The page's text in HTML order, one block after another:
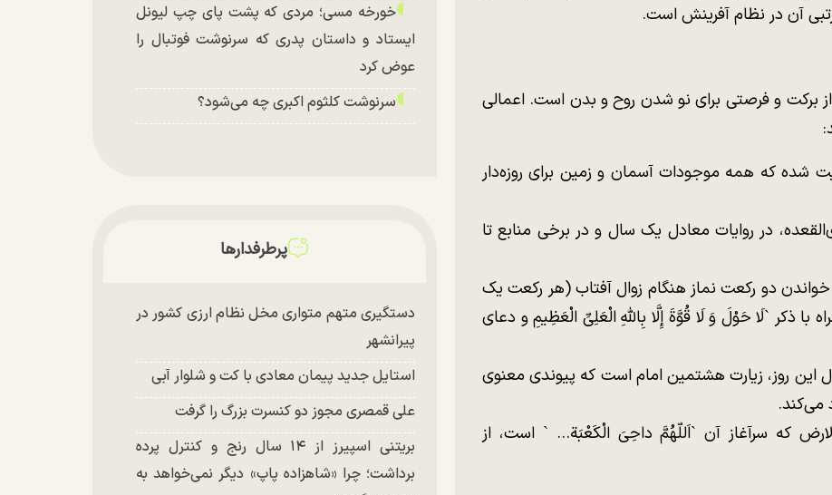
رتبی آن در نظام آفرینش است.
برکت و فرصتی برای نو شدن روح و بدن است. اعمالی
شده که همه موجودات آسمان و زمین برای روزه‌دار
در روایات معادل یک سال و در برخی منابع تا
دو رکعت نماز هنگام زوال آفتاب (هر رکعت یک
ذکر `لَا حَوْلَ وَ لَا قُوَّةَ إِلَّا بِاللهِ الْعَلِیِّ الْعَظِیمِ و دعای
این روز، زیارت هشتمین امام است که پیوندی معنوی
می‌کند.
که سرآغاز آن `اَللّهُمَّ داحِیَ الْکَعْبَة... ` است، از
خورخه مسی؛ مردی که پشت پای چپ لیونل
ایستاد و داستان پدری که سرنوشت فوتبال را
عوض کرد
سرنوشت کلثوم اکبری چه می‌شود؟
پرطرفدارها
دستگیری متهم متواری مخل نظام ارزی کشور در
پیرانشهر
استایل جدید پیمان معادی با کت و شلوار آبی
علی قمصری مجوز دو کنسرت بزرگ را گرفت
بریتنی اسپیرز از ۱۴ سال رنج و کنترل پرده
برداشت؛ چرا «شاهزاده پاپ» دیگر نمی‌خواهد به